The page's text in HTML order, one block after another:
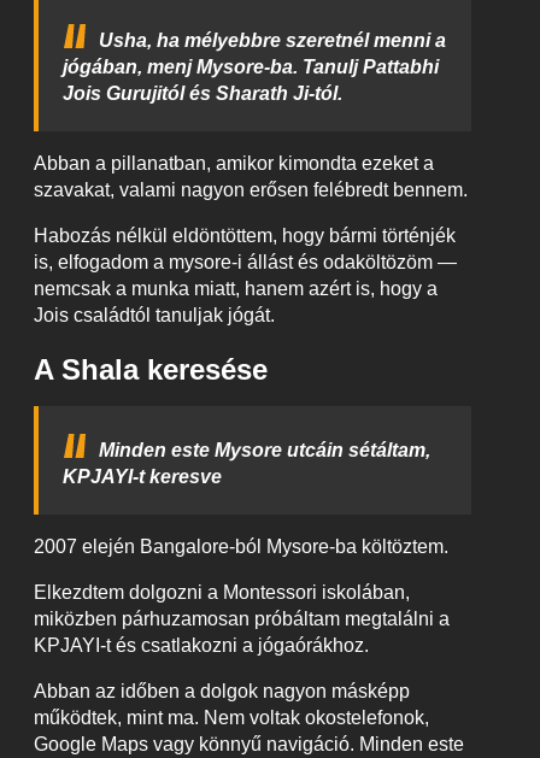
Usha, ha mélyebbre szeretnél menni a
jógában, menj Mysore-ba. Tanulj Pattabhi
Jois Gurujitól és Sharath Ji-tól.
Abban a pillanatban, amikor kimondta ezeket a
szavakat, valami nagyon erősen felébredt bennem.
Habozás nélkül eldöntöttem, hogy bármi történjék
is, elfogadom a mysore-i állást és odaköltözöm —
nemcsak a munka miatt, hanem azért is, hogy a
Jois családtól tanuljak jógát.
A Shala keresése
Minden este Mysore utcáin sétáltam,
KPJAYI-t keresve
2007 elején Bangalore-ból Mysore-ba költöztem.
Elkezdtem dolgozni a Montessori iskolában,
miközben párhuzamosan próbáltam megtalálni a
KPJAYI-t és csatlakozni a jógaórákhoz.
Abban az időben a dolgok nagyon másképp
működtek, mint ma. Nem voltak okostelefonok,
Google Maps vagy könnyű navigáció. Minden este